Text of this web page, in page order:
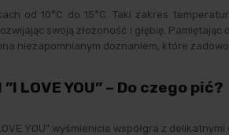
od 10°C do 15°C. Taki zakres
swoją złożoność i głębię.
niezapomnianym doznaniem, które
LOVE YOU” – Do czego pić?
YOU" wyśmienicie współgra z